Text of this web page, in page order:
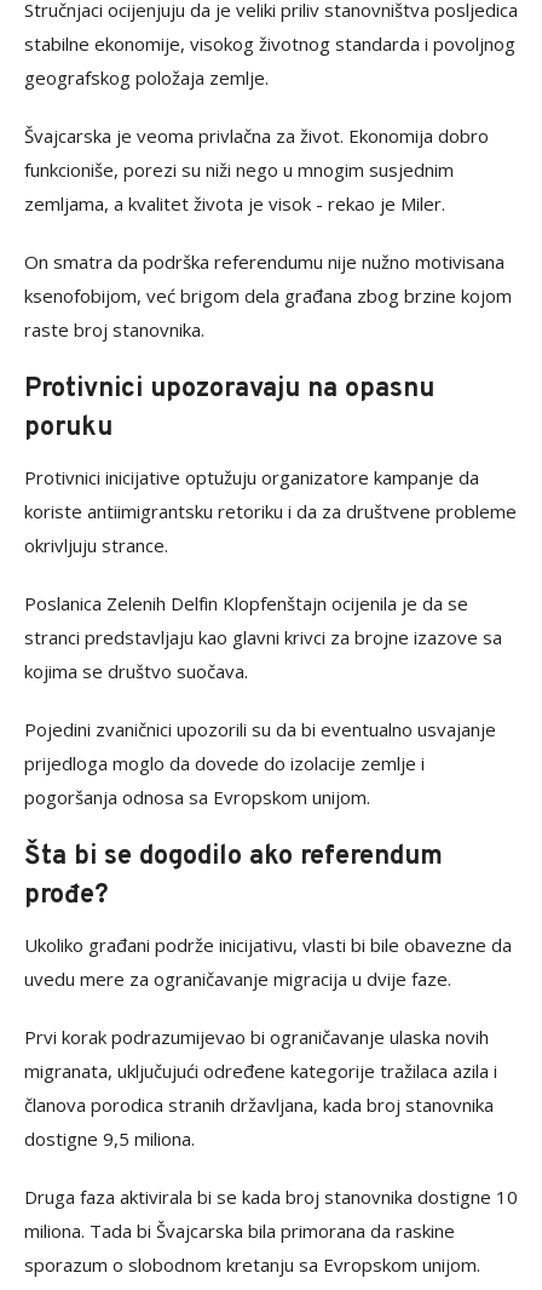
Stručnjaci ocijenjuju da je veliki priliv stanovništva posljedica
stabilne ekonomije, visokog životnog standarda i povoljnog
geografskog položaja zemlje.
Švajcarska je veoma privlačna za život. Ekonomija dobro
funkcioniše, porezi su niži nego u mnogim susjednim
zemljama, a kvalitet života je visok - rekao je Miler.
On smatra da podrška referendumu nije nužno motivisana
ksenofobijom, već brigom dela građana zbog brzine kojom
raste broj stanovnika.
Protivnici upozoravaju na opasnu
poruku
Protivnici inicijative optužuju organizatore kampanje da
koriste antiimigrantsku retoriku i da za društvene probleme
okrivljuju strance.
Poslanica Zelenih Delfin Klopfenštajn ocijenila je da se
stranci predstavljaju kao glavni krivci za brojne izazove sa
kojima se društvo suočava.
Pojedini zvaničnici upozorili su da bi eventualno usvajanje
prijedloga moglo da dovede do izolacije zemlje i
pogoršanja odnosa sa Evropskom unijom.
Šta bi se dogodilo ako referendum
prođe?
Ukoliko građani podrže inicijativu, vlasti bi bile obavezne da
uvedu mere za ograničavanje migracija u dvije faze.
Prvi korak podrazumijevao bi ograničavanje ulaska novih
migranata, uključujući određene kategorije tražilaca azila i
članova porodica stranih državljana, kada broj stanovnika
dostigne 9,5 miliona.
Druga faza aktivirala bi se kada broj stanovnika dostigne 10
miliona. Tada bi Švajcarska bila primorana da raskine
sporazum o slobodnom kretanju sa Evropskom unijom.